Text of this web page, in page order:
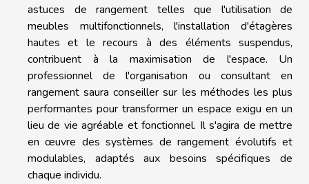
astuces de rangement telles que l'utilisation de
meubles multifonctionnels, l'installation d'étagères
hautes et le recours à des éléments suspendus,
contribuent à la maximisation de l'espace. Un
professionnel de l'organisation ou consultant en
rangement saura conseiller sur les méthodes les plus
performantes pour transformer un espace exigu en un
lieu de vie agréable et fonctionnel. Il s'agira de mettre
en œuvre des systèmes de rangement évolutifs et
modulables, adaptés aux besoins spécifiques de
chaque individu.